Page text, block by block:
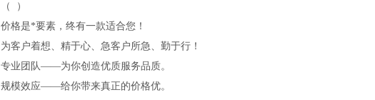
（
）
价格是*要素，终有一款适合您！
为客户着想、精于心、急客户所急、勤于行！
专业团队——为你创造优质服务品质。
规模效应——给你带来真正的价格优。